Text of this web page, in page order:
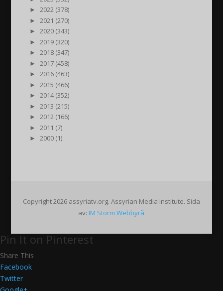
►
2022 (378)
►
2021 (270)
►
2020 (343)
►
2019 (320)
►
2018 (347)
►
2017 (458)
►
2016 (463)
►
2015 (466)
►
2014 (352)
►
2013 (215)
►
2012 (166)
►
2011 (7)
►
2000 (1)
Copyright 2026 assyriatv.org. Assyrian Media Institute. Sida
av: IM Storm Webbyrå
Pin It on Pinterest
Share This
Facebook
Twitter